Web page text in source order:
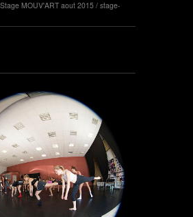
Stage MOUV'ART aout 2015 / stage-